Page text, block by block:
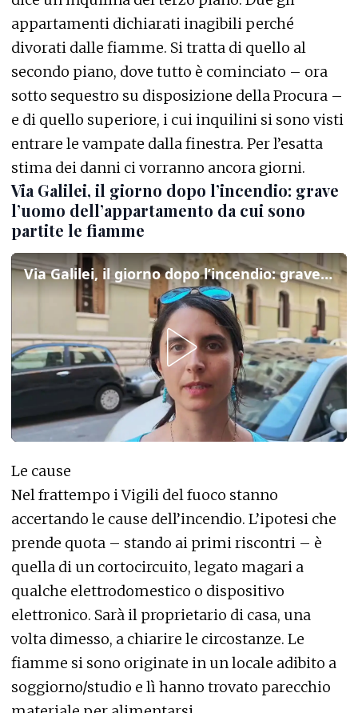
appartamenti dichiarati inagibili perché
divorati dalle fiamme. Si tratta di quello al
secondo piano, dove tutto è cominciato – ora
sotto sequestro su disposizione della Procura –
e di quello superiore, i cui inquilini si sono visti
entrare le vampate dalla finestra. Per l’esatta
stima dei danni ci vorranno ancora giorni.
Via Galilei, il giorno dopo l’incendio: grave
l’uomo dell’appartamento da cui sono
partite le fiamme
Via Galilei, il giorno dopo l’incendio: grave l’uomo dell’appartamento da cui sono partite le fiamme
Le cause
Nel frattempo i Vigili del fuoco stanno
accertando le cause dell’incendio. L’ipotesi che
prende quota – stando ai primi riscontri – è
quella di un cortocircuito, legato magari a
qualche elettrodomestico o dispositivo
elettronico. Sarà il proprietario di casa, una
volta dimesso, a chiarire le circostanze. Le
fiamme si sono originate in un locale adibito a
soggiorno/studio e lì hanno trovato parecchio